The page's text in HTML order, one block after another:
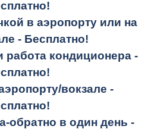
в аэропорту или на
- Бесплатно!
работа кондиционера -
вокзале -
обратно в один день -